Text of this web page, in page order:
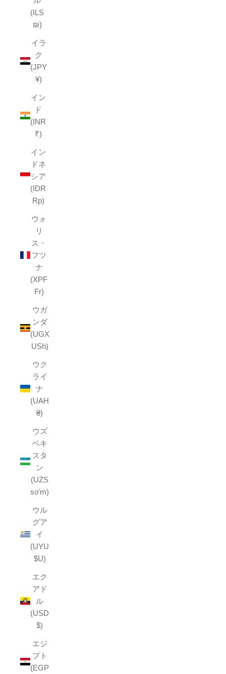
(ILS
₪)
イラ
ク
(JPY
¥)
イン
ド
(INR
₹)
イン
ドネ
シア
(IDR
Rp)
ウォ
リ
ス・
フツ
ナ
(XPF
Fr)
ウガ
ンダ
(UGX
USh)
ウク
ライ
ナ
(UAH
₴)
ウズ
ベキ
スタ
ン
(UZS
so'm)
ウル
グア
イ
(UYU
$U)
エク
アド
ル
(USD
$)
エジ
プト
(EGP